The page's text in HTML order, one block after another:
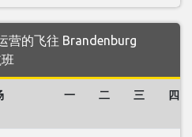
营的飞往 Brandenburg
一 二 三 四